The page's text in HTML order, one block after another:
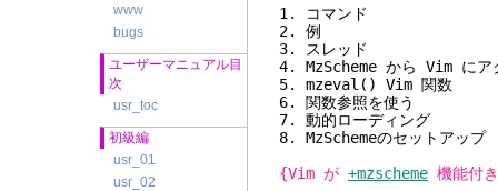
www
bugs
ユーザーマニュアル目
次
usr_toc
初級編
usr_01
usr_02
1. コマ
2.
3. スレ
4. MzScheme から Vim
5. mzeval()
6. 関数参
7. 動的ロー
8. MzSchemeのセ
{Vim が +mzscheme 機能付